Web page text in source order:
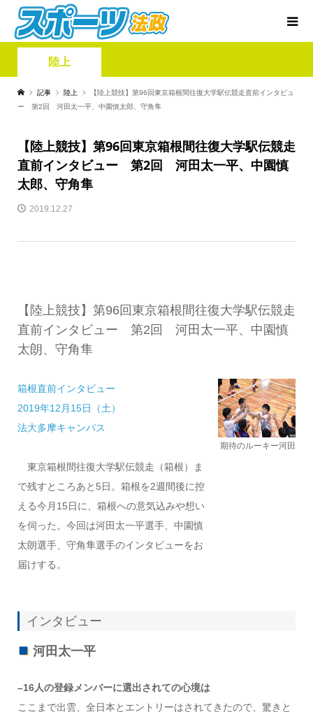
陸上
記事 陸上
【陸上競技】第96回東京箱根間往復大学駅伝競走直前インタビュ
ー 第2回 河田太一平、中園慎太郎、守角隼
【陸上競技】第96回東京箱根間往復大学駅伝競走
直前インタビュー 第2回 河田太一平、中園慎
太郎、守角隼
2019.12.27
【陸上競技】第96回東京箱根間往復大学駅伝競走
直前インタビュー 第2回 河田太一平、中園慎
太朗、守角隼
箱根直前インタビュー
2019年12月15日（土）
法大多摩キャンパス
東京箱根間往復大学駅伝競走（箱根）ま
で残すところあと5日。箱根を2週間後に控
える今月15日に、箱根への意気込みや想い
を伺った。今回は河田太一平選手、中園慎
太朗選手、守角隼選手のインタビューをお
届けする。
期待のルーキー河田
インタビュー
河田太一平
–16人の登録メンバーに選出されての心境は
ここまで出雲、全日本とエントリーはされてきたので、驚きと